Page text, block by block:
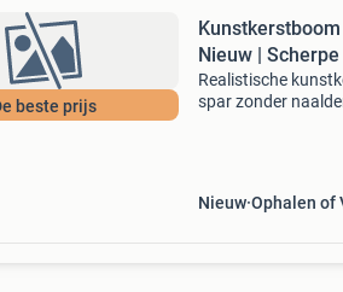
beste prijs
Nieuw |
Realistische
spar zonder
Nieuw Ophalen of